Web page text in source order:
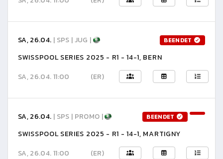
SA, 26.04. | SPS | JUG | BEENDET
SWISSPOOL SERIES 2025 - R1 - 14-1, BERN
SA, 26.04. 11:00
(ER)
SA, 26.04. | SPS | PROMO | BEENDET
SWISSPOOL SERIES 2025 - R1 - 14-1, MARTIGNY
SA, 26.04. 11:00
(ER)